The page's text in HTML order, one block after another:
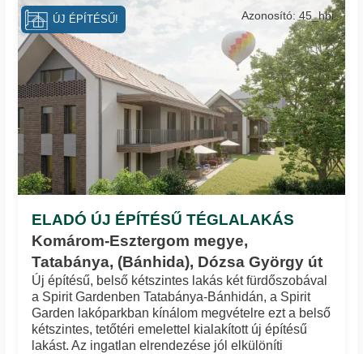
ELADÓ ÚJ ÉPÍTÉSŰ TÉGLALAKÁS
Komárom-Esztergom megye,
Tatabánya, (Bánhida), Dózsa György út
Azonosító: 45_hbi
Új építésű, belső kétszintes lakás két fürdőszobával
a Spirit Gardenben Tatabánya-Bánhidán, a Spirit
Garden lakóparkban kínálom megvételre ezt a belső
kétszintes, tetőtéri emelettel kialakított új építésű
lakást. Az ingatlan elrendezése jól elkülöníti
ÚJ ÉPÍTÉSŰ!